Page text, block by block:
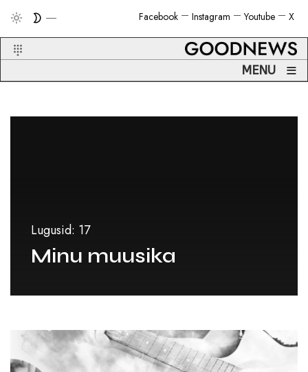
X
Youtube
Instagram
Facebook
MENU ≡
Lugusid: 17
Minu muusika